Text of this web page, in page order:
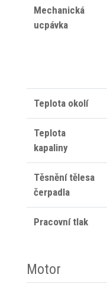
Mechanická
ucpávka
Teplota okolí
Teplota
kapaliny
Těsnění tělesa
čerpadla
Pracovní tlak
Motor